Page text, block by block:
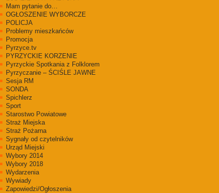
Mam pytanie do…
OGŁOSZENIE WYBORCZE
POLICJA
Problemy mieszkańców
Promocja
Pyrzyce.tv
PYRZYCKIE KORZENIE
Pyrzyckie Spotkania z Folklorem
Pyrzyczanie – ŚCIŚLE JAWNE
Sesja RM
SONDA
Spichlerz
Sport
Starostwo Powiatowe
Straż Miejska
Straż Pożarna
Sygnały od czytelników
Urząd Miejski
Wybory 2014
Wybory 2018
Wydarzenia
Wywiady
Zapowiedzi/Ogłoszenia